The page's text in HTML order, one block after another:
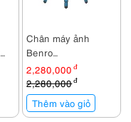
Chân máy ảnh
Benro
TSSL08AN00P
2,280,000 đ
2,280,000đ
Thêm vào giỏ